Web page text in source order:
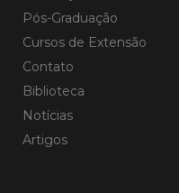
Pós-Graduação
Cursos de Extensão
Contato
Biblioteca
Notícias
Artigos